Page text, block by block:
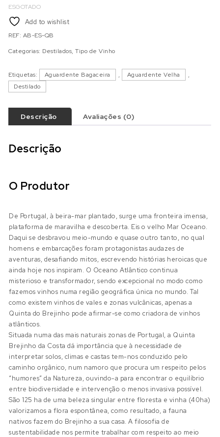
ESGOTADO
Add to wishlist
REF: AB-ES-QB
Categorias: Destilados,Tipo de Vinho
Etiquetas: Aguardente Bagaceira , Aguardente Velha
,
Destilado
Descrição Avaliações (0)
Descrição
O Produtor
De Portugal, à beira-mar plantado, surge uma fronteira imensa,
plataforma de maravilha e descoberta. Eis o velho Mar Oceano.
Daqui se desbravou meio-mundo e quase outro tanto, no qual
homens e embarcações foram protagonistas audazes de
aventuras, desafiando mitos, escrevendo histórias heroicas que
ainda hoje nos inspiram. O Oceano Atlântico continua
misterioso e transformador, sendo excepcional no modo como
fazemos vinhos numa região geográfica única no mundo. Tal
como existem vinhos de vales e zonas vulcânicas, apenas a
Quinta do Brejinho pode afirmar-se como criadora de vinhos
atlânticos.
Situada numa das mais naturais zonas de Portugal, a Quinta
Brejinho da Costa dá importância que à necessidade de
interpretar solos, climas e castas tem-nos conduzido pelo
caminho orgânico, num namoro que procura um respeito pelos
“humores” da Natureza, ouvindo-a para encontrar o equilíbrio
entre biodiversidade e intervenção o menos invasiva possível.
São 125 ha de uma beleza singular entre floresta e vinha (40ha)
valorizamos a flora espontânea, como resultado, a fauna
nativos fazem do Brejinho a sua casa. A filosofia de
sustentabilidade nos permite trabalhar com respeito ao meio